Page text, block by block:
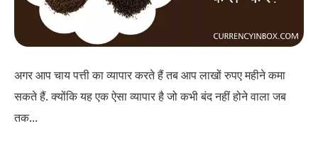
अगर आप चाय पत्ती का व्यापार करते हैं तब आप लाखों रुपए महीने कमा
सकते हैं. क्योंकि यह एक ऐसा व्यापार है जो कभी बंद नहीं होने वाला जब
तक...